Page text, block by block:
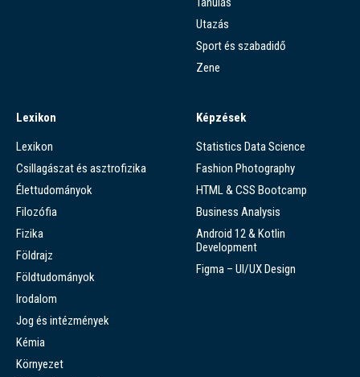
Utazás
Sport és szabadidő
Zene
Lexikon
Lexikon
Csillagászat és asztrofizika
Élettudományok
Filozófia
Fizika
Földrajz
Földtudományok
Irodalom
Jog és intézmények
Kémia
Környezet
Képzések
Statistics Data Science
Fashion Photography
HTML & CSS Bootcamp
Business Analysis
Android 12 & Kotlin
Development
Figma – UI/UX Design